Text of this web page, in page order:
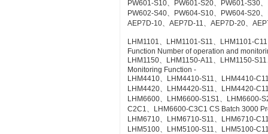
PW601-S10、PW601-S20、PW601-S30
PW602-S40、PW604-S10、PW604-S20
AEP7D-10、AEP7D-11、AEP7D-20、
LHM1101、LHM1101-S11、LHM1101-
Function Number of operation and
LHM1150、LHM1150-A11、LHM1150-
Monitoring Function -
LHM4410、LHM4410-S11、LHM4410-
LHM4420、LHM4420-S11、LHM4420-
LHM6600、LHM6600-S1S1、LHM6600-
C2C1、LHM6600-C3C1 CS Batch 3000
LHM6710、LHM6710-S11、LHM6710-
LHM5100、LHM5100-S11、LHM5100-